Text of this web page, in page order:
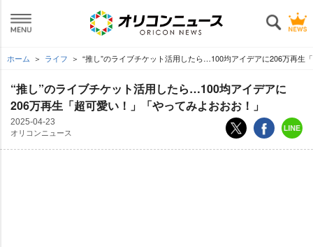
ホーム ライフ “推し”のライブチケット活用したら…100均アイデアに206万再生
“推し”のライブチケット活用したら…100均アイデアに
206万再生「超可愛い！」「やってみよおおお！」
2025-04-23
オリコンニュース